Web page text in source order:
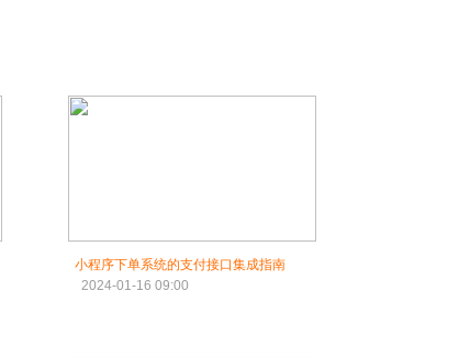
小程序下单系统的支付接口集成指南
2024-01-16 09:00